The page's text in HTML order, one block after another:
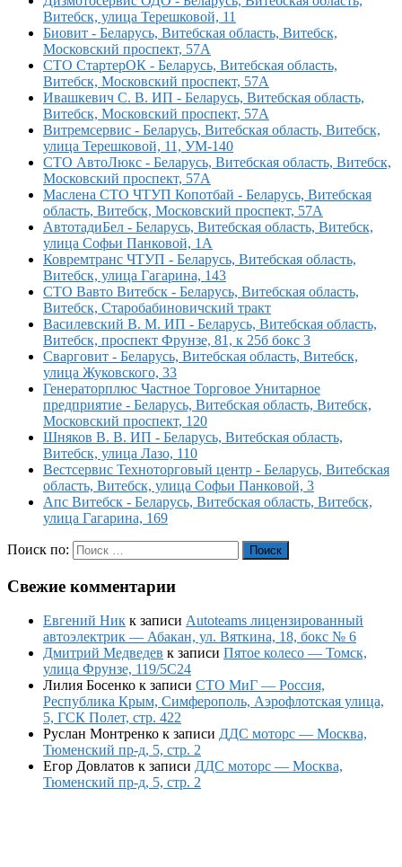
Витебск, улица Терешковой, 11
Биовит - Беларусь, Витебская область, Витебск,
Московский проспект, 57А
СТО СтартерОК - Беларусь, Витебская область,
Витебск, Московский проспект, 57А
Ивашкевич С. В. ИП - Беларусь, Витебская область,
Витебск, Московский проспект, 57А
Витремсервис - Беларусь, Витебская область, Витебск,
улица Терешковой, 11, УМ-140
СТО АвтоЛюкс - Беларусь, Витебская область, Витебск,
Московский проспект, 57А
Маслена СТО ЧТУП Копотбай - Беларусь, Витебская
область, Витебск, Московский проспект, 57А
АвтотадиБел - Беларусь, Витебская область, Витебск,
улица Софьи Панковой, 1А
Ковремтранс ЧТУП - Беларусь, Витебская область,
Витебск, улица Гагарина, 143
СТО Вавто Витебск - Беларусь, Витебская область,
Витебск, Старобабиновичский тракт
Василевский В. М. ИП - Беларусь, Витебская область,
Витебск, проспект Фрунзе, 81, к 25б бокс 3
Сварговит - Беларусь, Витебская область, Витебск,
улица Жуковского, 33
Генераторплюс Частное Торговое Унитарное
предприятие - Беларусь, Витебская область, Витебск,
Московский проспект, 120
Шняков В. В. ИП - Беларусь, Витебская область,
Витебск, улица Лазо, 110
Вестсервис Техноторговый центр - Беларусь, Витебская
область, Витебск, улица Софьи Панковой, 3
Апс Витебск - Беларусь, Витебская область, Витебск,
улица Гагарина, 169
Поиск по: Поиск
Свежие комментарии
Евгений Ник к записи Autoteams лицензированный
автоэлектрик — Абакан, ул. Вяткина, 18, бокс № 6
Дмитрий Медведев к записи Пятое колесо — Томск,
улица Фрунзе, 119/5С24
Лилия Босенко к записи СТО МиГ — Россия,
Республика Крым, Симферополь, Аэрофлотская улица,
5, ГСК Полет, стр. 422
Руслан Монтренко к записи ДДС моторс — Москва,
Тюменский пр-д, 5, стр. 2
Егор Довлатов к записи ДДС моторс — Москва,
Тюменский пр-д, 5, стр. 2